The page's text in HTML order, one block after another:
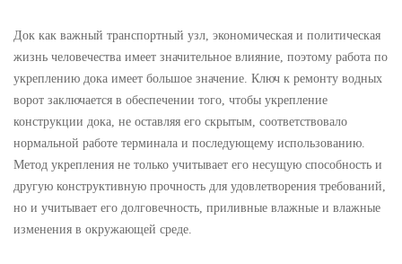
Док как важный транспортный узл, экономическая и политическая
жизнь человечества имеет значительное влияние, поэтому работа по
укреплению дока имеет большое значение. Ключ к ремонту водных
ворот заключается в обеспечении того, чтобы укрепление
конструкции дока, не оставляя его скрытым, соответствовало
нормальной работе терминала и последующему использованию.
Метод укрепления не только учитывает его несущую способность и
другую конструктивную прочность для удовлетворения требований,
но и учитывает его долговечность, приливные влажные и влажные
изменения в окружающей среде.